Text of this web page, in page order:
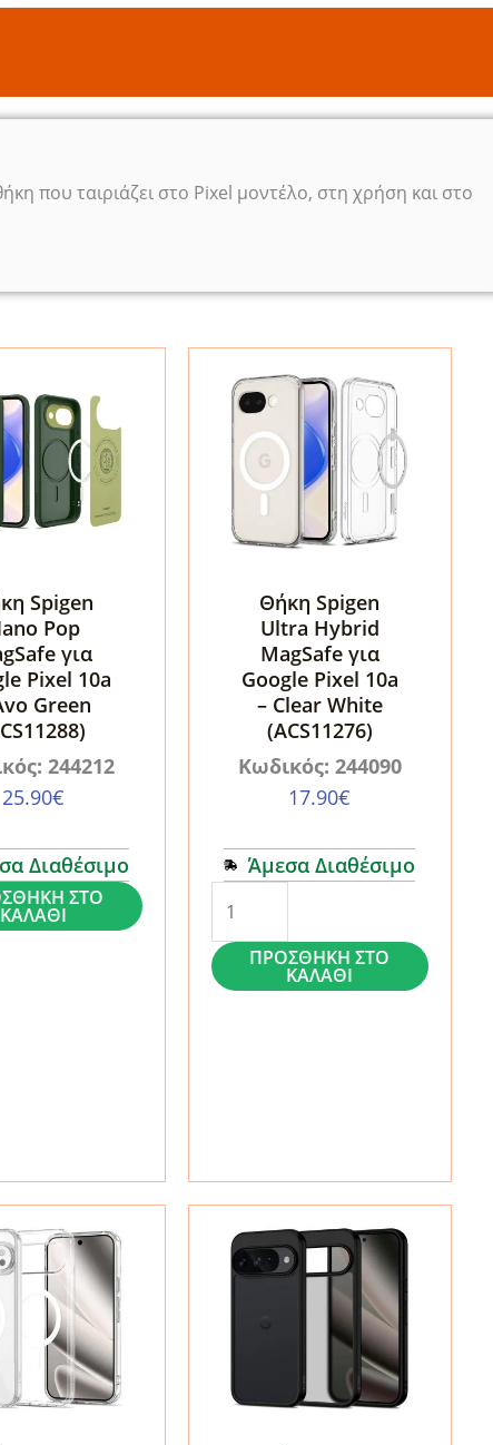
που ταιριάζει στο Pixel μοντέλο, στη χρήση και στο
Spigen
Pop
για
Pixel 10a
Green
244212
25.90€
Διαθέσιμο
ΣΤΟ
ΚΑΛΆΘΙ
Θήκη Spigen
Ultra Hybrid
MagSafe για
Google Pixel 10a
– Clear White
(ACS11276)
Κωδικός: 244090
17.90€
Άμεσα Διαθέσιμο
Ultra
Hybrid
–
Clear
White
(ACS11276)
ΠΡΟΣΘΉΚΗ ΣΤΟ
ΚΑΛΆΘΙ